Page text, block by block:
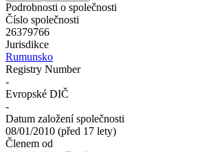
Podrobnosti o společnosti
Číslo společnosti
26379766
Jurisdikce
Rumunsko
Registry Number
-
Evropské DIČ
-
Datum založení společnosti
08/01/2010 (před 17 lety)
Členem od